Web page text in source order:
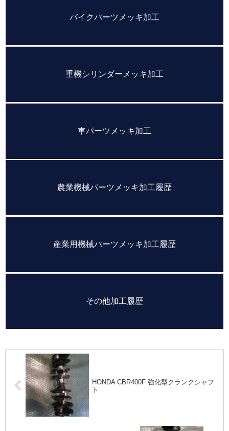
バイクパーツメッキ加工
重機シリンダーメッキ加工
車パーツメッキ加工
農業機械パーツメッキ加工履歴
産業用機械パーツメッキ加工履歴
その他加工履歴
HONDA CBR400F 強化型クランクシャフ
ト